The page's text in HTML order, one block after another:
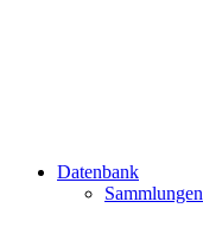
Datenbank
Sammlungen